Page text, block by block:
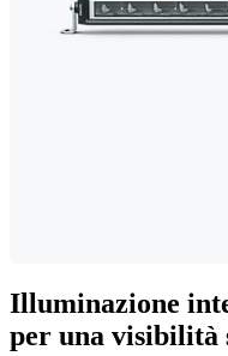
Illuminazione
per una visibilità